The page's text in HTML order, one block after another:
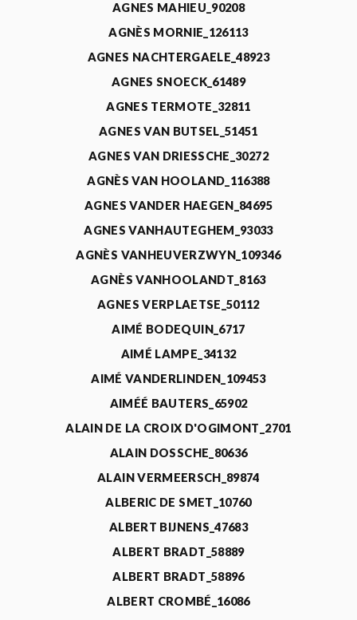
AGNES MAHIEU_90208
AGNÈS MORNIE_126113
AGNES NACHTERGAELE_48923
AGNES SNOECK_61489
AGNES TERMOTE_32811
AGNES VAN BUTSEL_51451
AGNES VAN DRIESSCHE_30272
AGNÈS VAN HOOLAND_116388
AGNES VANDER HAEGEN_84695
AGNES VANHAUTEGHEM_93033
AGNÈS VANHEUVERZWYN_109346
AGNÈS VANHOOLANDT_8163
AGNES VERPLAETSE_50112
AIMÉ BODEQUIN_6717
AIMÉ LAMPE_34132
AIMÉ VANDERLINDEN_109453
AIMÉÉ BAUTERS_65902
ALAIN DE LA CROIX D'OGIMONT_2701
ALAIN DOSSCHE_80636
ALAIN VERMEERSCH_89874
ALBERIC DE SMET_10760
ALBERT BIJNENS_47683
ALBERT BRADT_58889
ALBERT BRADT_58896
ALBERT CROMBÉ_16086